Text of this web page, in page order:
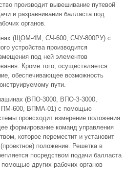
производит вывешивание путевой
и разравнивания балласта под
органов.
(ЩОМ-4М, СЧ-600, СЧУ-800РУ) с
устройства производится
под ней элементов
Кроме того, осуществляется
обеспечивающее возможность
пути.
(ВПО-3000, ВПО-З-3000,
600, ВПМА-01) с помощью
происходит измерение положения
формирование команд управления
которое переместит и установит
положение. Решетка в
посредством подачи балласта
других рабочих органов